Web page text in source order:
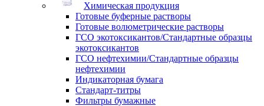
Химическая продукция
Готовые буферные растворы
Готовые волюметрические растворы
ГСО экотоксикантов/Стандартные образцы
экотоксикантов
ГСО нефтехимии/Стандартные образцы
нефтехимии
Индикаторная бумага
Стандарт-титры
Фильтры бумажные